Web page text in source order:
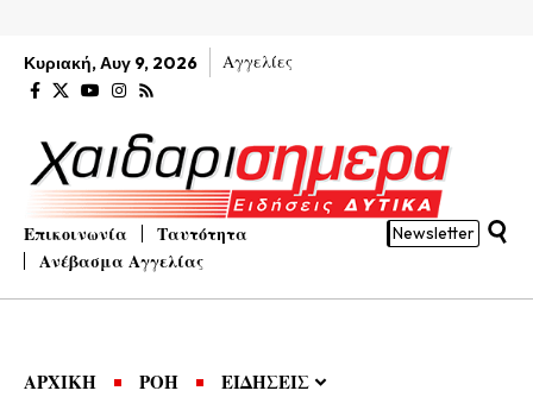
Κυριακή, Αυγ 9, 2026 Αγγελίες
Επικοινωνία
Ταυτότητα
Ανέβασμα Αγγελίας
Newsletter
ΑΡΧΙΚΗ ΡΟΗ ΕΙΔΗΣΕΙΣ